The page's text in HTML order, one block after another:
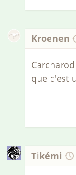
Kroenen
que c'est
Tikémi